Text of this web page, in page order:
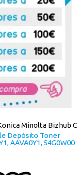
Minolta Bizhub C
Depósito Toner
AAVA0Y1, 54G0W00